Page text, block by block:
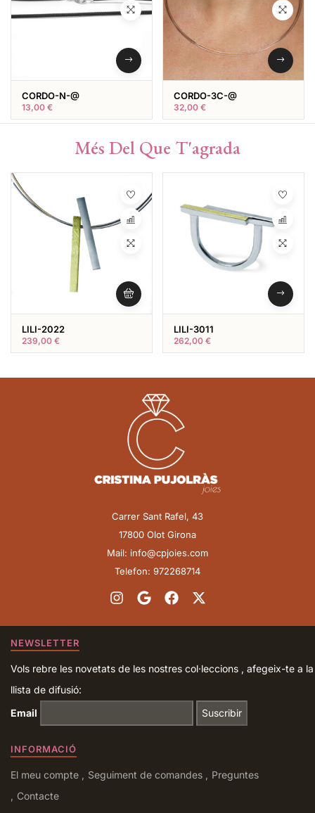
CORDO-N-@
13,00 €
CORDO-3C-@
32,00 €
Més Del Que T'agrada
LILI-2022
239,00 €
LILI-3011
262,00 €
Carrer Sant Rafel, 43
17800 Olot Girona
Mail: info@cpjoies.com
Telefon: 972268714
NEWSLETTER
Vols rebre les novetats de les nostres col·leccions , afegeix-te a la
llista de difusió:
Email
INFORMACIÓ
El meu compte Seguiment de comandes
Preguntes
Contacte